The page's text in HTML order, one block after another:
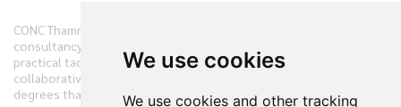
We use cookies
We use cookies and other tracking
CONC Thammasat offers clients diverse range of business
consultancy, implementation services and training initiatives with
practical tactics. We have practiced and demonstrate new
collaborative techniques to diagnose clients’ companies in 360
degrees that have accelerated the clients’ performances.